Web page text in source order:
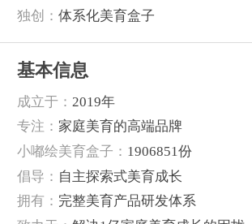
独创： 体系化美育盒子
基本信息
成立于： 2019年
专注： 家庭美育的高端品牌
小嘟绘美育盒子： 1906851份
倡导： 自主探索式美育成长
拥有： 完整美育产品研发体系